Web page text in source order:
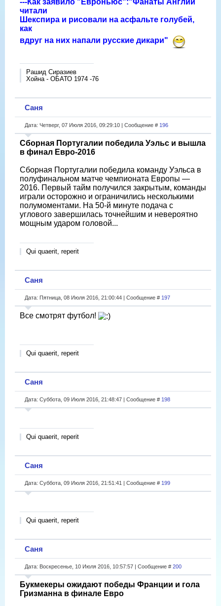
---Как заявило "Евроньюс":"Фанаты Англии
читали
Шекспира и рисовали на асфальте голубей,
как
вдруг на них напали русские дикари"
Рашид Сиразиев
Хойна - ОБАТО 1974 -76
Саня
Дата: Четверг, 07 Июля 2016, 09:29:10 | Сообщение # 196
Сборная Португалии победила Уэльс и вышла
в финал Евро-2016
Сборная Португалии победила команду Уэльса в
полуфинальном матче чемпионата Европы —
2016. Первый тайм получился закрытым, команды
играли осторожно и ограничились несколькими
полумоментами. На 50-й минуте подача с
углового завершилась точнейшим и невероятно
мощным ударом головой...
Qui quaerit, reperit
Саня
Дата: Пятница, 08 Июля 2016, 21:00:44 | Сообщение # 197
Все смотрят футбол!
Qui quaerit, reperit
Саня
Дата: Суббота, 09 Июля 2016, 21:48:47 | Сообщение # 198
Qui quaerit, reperit
Саня
Дата: Суббота, 09 Июля 2016, 21:51:41 | Сообщение # 199
Qui quaerit, reperit
Саня
Дата: Воскресенье, 10 Июля 2016, 10:57:57 | Сообщение # 200
Букмекеры ожидают победы Франции и гола
Гризманна в финале Евро